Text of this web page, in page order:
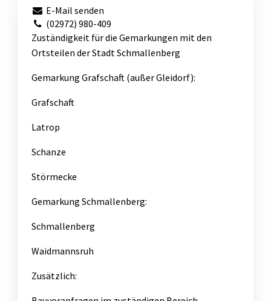
E-Mail senden
(02972) 980-409
Zuständigkeit für die Gemarkungen mit den
Ortsteilen der Stadt Schmallenberg
Gemarkung Grafschaft (außer Gleidorf):
Grafschaft
Latrop
Schanze
Störmecke
Gemarkung Schmallenberg:
Schmallenberg
Waidmannsruh
Zusätzlich: